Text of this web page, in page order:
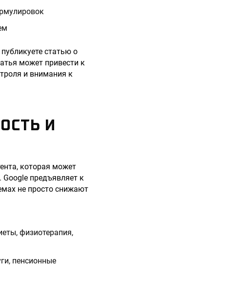
статью о
может привести к
и внимания к
И
которая может
Google предъявляет к
не просто снижают
физиотерапия,
пенсионные